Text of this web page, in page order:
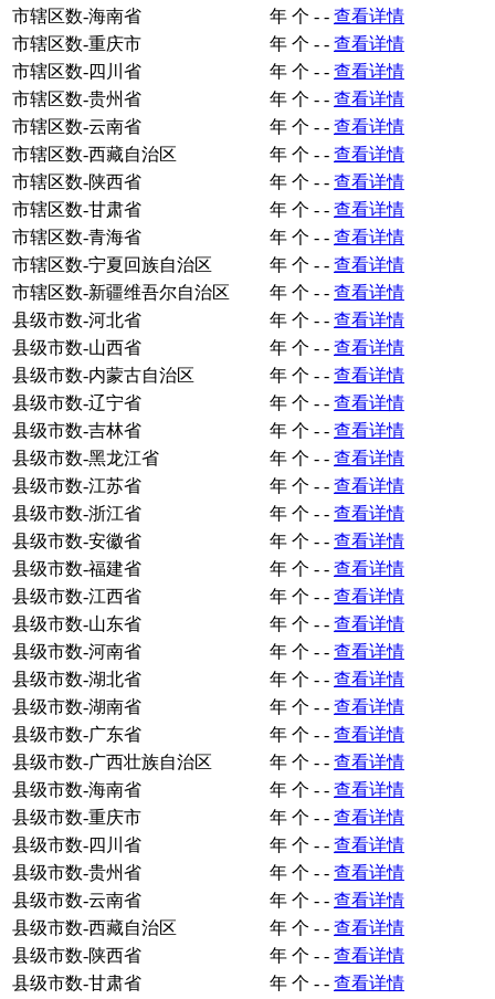
市辖区数-海南省
年 个 - - 查看详情
市辖区数-重庆市
年 个 - - 查看详情
市辖区数-四川省
年 个 - - 查看详情
市辖区数-贵州省
年 个 - - 查看详情
市辖区数-云南省
年 个 - - 查看详情
市辖区数-西藏自治区
年 个 - - 查看详情
市辖区数-陕西省
年 个 - - 查看详情
市辖区数-甘肃省
年 个 - - 查看详情
市辖区数-青海省
年 个 - - 查看详情
市辖区数-宁夏回族自治区
年 个 - - 查看详情
市辖区数-新疆维吾尔自治区
年 个 - - 查看详情
县级市数-河北省
年 个 - - 查看详情
县级市数-山西省
年 个 - - 查看详情
县级市数-内蒙古自治区
年 个 - - 查看详情
县级市数-辽宁省
年 个 - - 查看详情
县级市数-吉林省
年 个 - - 查看详情
县级市数-黑龙江省
年 个 - - 查看详情
县级市数-江苏省
年 个 - - 查看详情
县级市数-浙江省
年 个 - - 查看详情
县级市数-安徽省
年 个 - - 查看详情
县级市数-福建省
年 个 - - 查看详情
县级市数-江西省
年 个 - - 查看详情
县级市数-山东省
年 个 - - 查看详情
县级市数-河南省
年 个 - - 查看详情
县级市数-湖北省
年 个 - - 查看详情
县级市数-湖南省
年 个 - - 查看详情
县级市数-广东省
年 个 - - 查看详情
县级市数-广西壮族自治区
年 个 - - 查看详情
县级市数-海南省
年 个 - - 查看详情
县级市数-重庆市
年 个 - - 查看详情
县级市数-四川省
年 个 - - 查看详情
县级市数-贵州省
年 个 - - 查看详情
县级市数-云南省
年 个 - - 查看详情
县级市数-西藏自治区
年 个 - - 查看详情
县级市数-陕西省
年 个 - - 查看详情
县级市数-甘肃省
年 个 - - 查看详情